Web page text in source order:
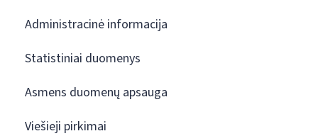
Administracinė informacija
Statistiniai duomenys
Asmens duomenų apsauga
Viešieji pirkimai